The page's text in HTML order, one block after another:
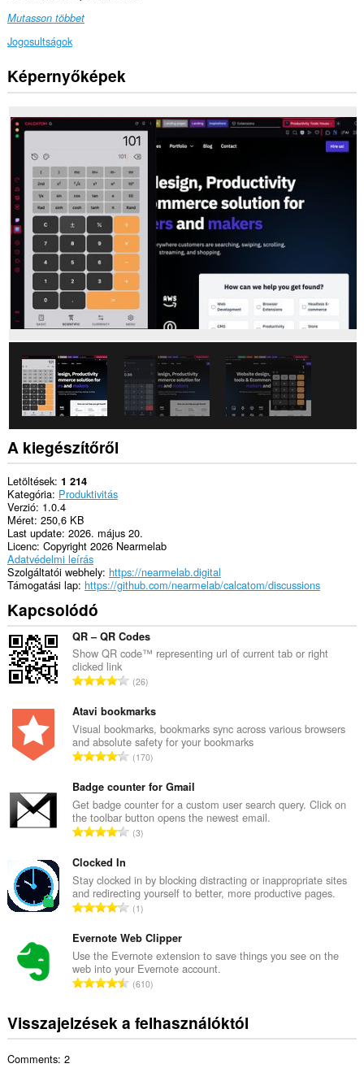
Mutasson többet
Jogosultságok
Ez
a
egy
panelt
ad
oldalsávhoz.
Képernyőképek
A kiegészítőről
Letöltések 1 214
Kategória Produktivitás
Verzió 1.0.4
Méret 250,6 KB
Last update 2026. május 20.
Licenc Copyright 2026 Nearmelab
Adatvédelmi leírás
Szolgáltatói webhely https://nearmelab.digital
Támogatási lap https://github.com/nearmelab/calcatom/discussions
Kapcsolódó
QR – QR Codes
Show QR code™ representing url of current tab or right
clicked link
Ö
s
z
e
s
r
t
é
k
l
é
s
z
á
m
a
26
Atavi bookmarks
Visual bookmarks, bookmarks sync across various browsers
and absolute safety for your bookmarks
Ö
s
z
e
s
t
é
k
e
l
é
s
z
á
170
Badge counter for Gmail
Get badge counter for a custom user search query. Click on
the toolbar button opens the newest email.
Ö
z
e
s
r
t
é
k
l
é
3
Clocked In
Stay clocked in by blocking distracting or inappropriate sites
and redirecting yourself to better, more productive pages.
Ö
s
z
e
s
r
t
1
Evernote Web Clipper
Use the Evernote extension to save things you see on the
web into your Evernote account.
Ö
z
610
Visszajelzések a felhasználóktól
Comments: 2